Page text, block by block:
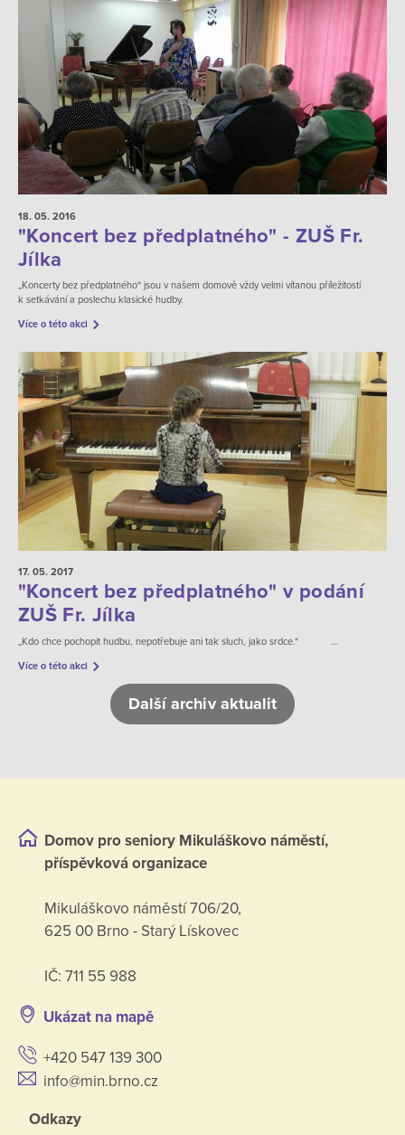
18. 05. 2016
"Koncert bez předplatného" - ZUŠ Fr.
Jílka
„Koncerty bez předplatného“ jsou v našem domově vždy velmi vítanou příležitostí
k setkávání a poslechu klasické hudby.
Více o této akci
17. 05. 2017
"Koncert bez předplatného" v podání
ZUŠ Fr. Jílka
„Kdo chce pochopit hudbu, nepotřebuje ani tak sluch, jako srdce.“ ...
Více o této akci
Další archiv aktualit
Domov pro seniory Mikuláškovo náměstí,
příspěvková organizace
Mikuláškovo náměstí 706/20,
625 00 Brno - Starý Lískovec
IČ: 711 55 988
Ukázat na mapě
+420 547 139 300
info@min.brno.cz
Odkazy